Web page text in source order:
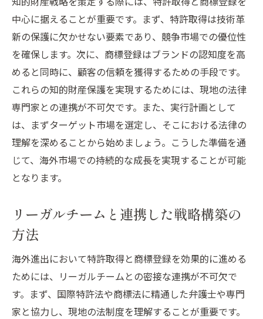
中心に据えることが重要です。まず、特許取得は技術革
新の保護に欠かせない要素であり、競争市場での優位性
を確保します。次に、商標登録はブランドの認知度を高
めると同時に、顧客の信頼を獲得するための手段です。
これらの知的財産保護を実現するためには、現地の法律
専門家との連携が不可欠です。また、実行計画として
は、まずターゲット市場を選定し、そこにおける法律の
理解を深めることから始めましょう。こうした準備を通
じて、海外市場での持続的な成長を実現することが可能
となります。
リーガルチームと連携した戦略構築の
方法
海外進出において特許取得と商標登録を効果的に進める
ためには、リーガルチームとの密接な連携が不可欠で
す。まず、国際特許法や商標法に精通した弁護士や専門
家と協力し、現地の法制度を理解することが重要です。